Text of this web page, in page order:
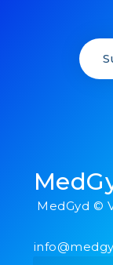
MedGyd ©